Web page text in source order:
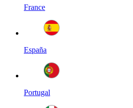
France
España
Portugal